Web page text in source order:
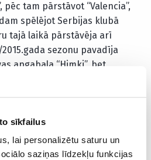
sīkfailus
lai personalizētu saturu un
saziņas līdzekļu funkcijas
pēc tam pārstāvot “Valencia”,
spēlējot Serbijas klubā
tajā laikā pārstāvēja arī
sezonu pavadīja
apgabala “Himki”, bet
spēlēja NBA Denveras
sastāvā 2013.gadā tika kronētas
aizpērn izcīnīja bronzu.
ar valstsvienību izcīnīja bronzas